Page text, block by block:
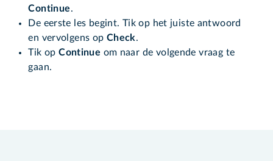
Continue.
De eerste les begint. Tik op het juiste antwoord
en vervolgens op Check.
Tik opContinue om naar de volgende vraag te
gaan.